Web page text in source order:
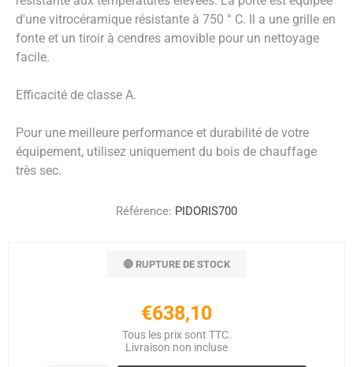
d'une vitrocéramique résistante à 750 ° C. Il a une grille en
fonte et un tiroir à cendres amovible pour un nettoyage
facile.
Efficacité de classe A.
Pour une meilleure performance et durabilité de votre
équipement, utilisez uniquement du bois de chauffage
très sec.
Référence: PIDORIS700
🔴 RUPTURE DE STOCK
€638,10
Tous les prix sont TTC.
Livraison non incluse